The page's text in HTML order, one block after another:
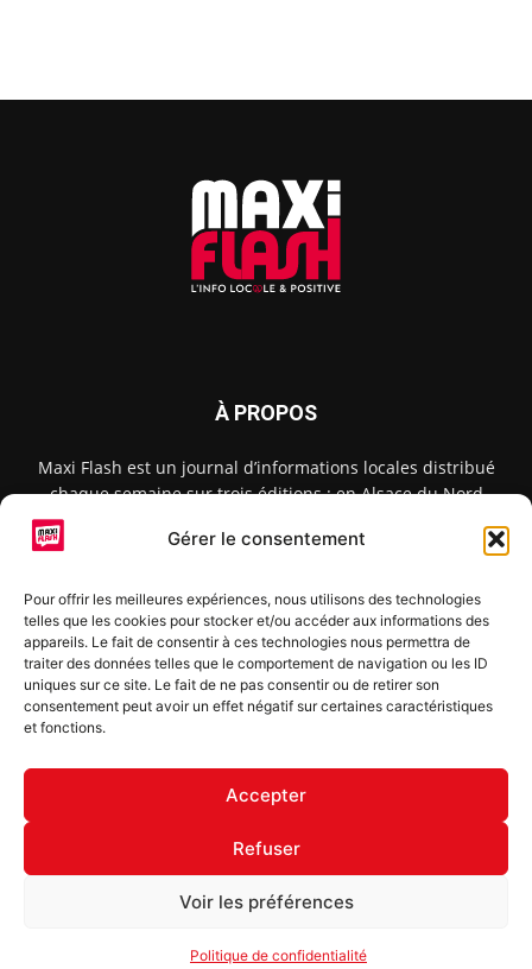
Gérer le consentement
Pour offrir les meilleures expériences, nous utilisons des technologies
telles que les cookies pour stocker et/ou accéder aux informations des
appareils. Le fait de consentir à ces technologies nous permettra de
traiter des données telles que le comportement de navigation ou les ID
uniques sur ce site. Le fait de ne pas consentir ou de retirer son
consentement peut avoir un effet négatif sur certaines caractéristiques
et fonctions.
Accepter
Refuser
Voir les préférences
Politique de confidentialité
À PROPOS
Maxi Flash est un journal d’informations locales distribué
chaque semaine sur trois éditions : en Alsace du Nord
depuis 2015, dans les secteurs d’Obernai-Molsheim-Erstein
depuis 2022, et à Colmar, Vignoble et Plaine depuis 2023.
SUIVEZ-NOUS
S'inscrire à la newsletter
© Copyright © 2022 Maxi Flash